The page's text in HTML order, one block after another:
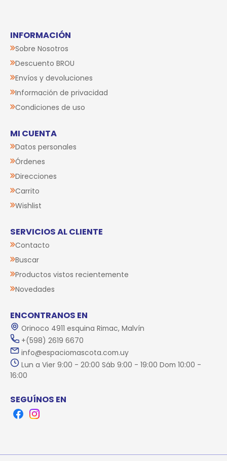
INFORMACIÓN
Sobre Nosotros
Descuento BROU
Envíos y devoluciones
Información de privacidad
Condiciones de uso
MI CUENTA
Datos personales
Órdenes
Direcciones
Carrito
Wishlist
SERVICIOS AL CLIENTE
Contacto
Buscar
Productos vistos recientemente
Novedades
ENCONTRANOS EN
Orinoco 4911 esquina Rimac, Malvín
+(598) 2619 6670
info@espaciomascota.com.uy
Lun a Vier 9:00 - 20:00 Sáb 9:00 - 19:00 Dom 10:00 -
16:00
SEGUÍNOS EN
FacebookInstagram